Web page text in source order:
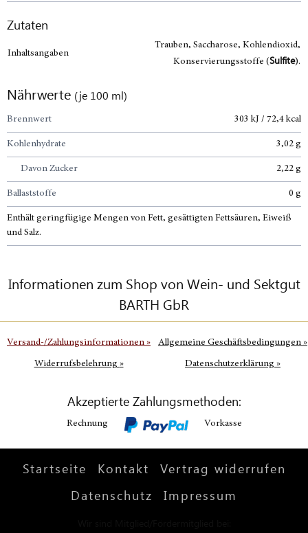
Zutaten
Inhaltsangaben
Trauben, Saccharose, Kohlendioxid,
Konservierungsstoffe (Sulfite).
Nährwerte (je 100 ml)
Brennwert 303 kJ / 72,4 kcal
Kohlenhydrate 3,02 g
Davon Zucker 2,22 g
Ballaststoffe 0 g
Enthält geringfügige Mengen von Fett, gesättigten Fettsäuren, Eiweiß
und Salz.
Informationen zum Shop von Wein- und Sektgut
BARTH GbR
Versand-/Zahlungsinformationen » Allgemeine Geschäftsbedingungen »
Widerrufsbelehrung » Datenschutzerklärung »
Akzeptierte Zahlungsmethoden:
Rechnung Vorkasse
Startseite Kontakt
Vertrag widerrufen
Datenschutz
Impressum